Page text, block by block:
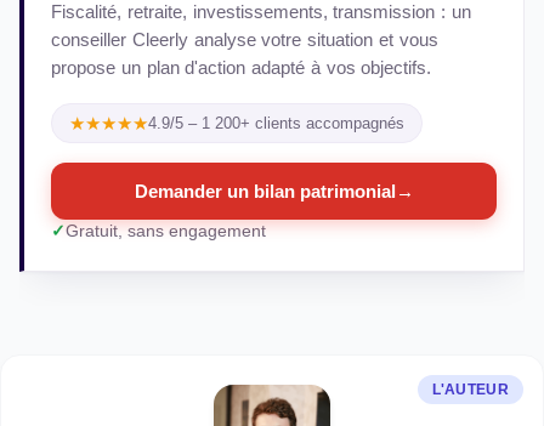
Fiscalité, retraite, investissements, transmission : un
conseiller Cleerly analyse votre situation et vous
propose un plan d'action adapté à vos objectifs.
★★★★★4.9/5 – 1 200+ clients accompagnés
Demander un bilan patrimonial →
Gratuit, sans engagement
L'AUTEUR